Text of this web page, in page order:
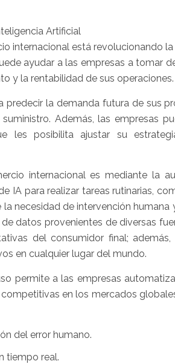
internacional está revolucionando
ayudar a las empresas a tomar
y la rentabilidad de sus operaciones.
predecir la demanda futura de sus
Además, las empresas
les posibilita ajustar su
internacional es mediante la
IA para realizar tareas rutinarias,
necesidad de intervención
datos provenientes de diversas
del consumidor final;
en cualquier lugar del mundo.
permite a las empresas
en los mercados
del error humano.
tiempo real.